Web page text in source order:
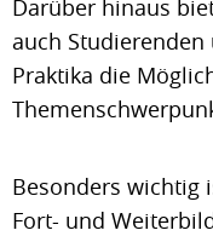
Darüber hinaus
auch
Praktika die
Besonders wichtig
Fort- und